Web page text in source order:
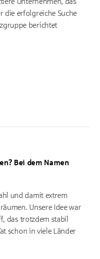
die erfolgreiche Suche
berichtet
Bei dem Namen
und damit extrem
Unsere Idee war
das trotzdem stabil
schon in viele Länder